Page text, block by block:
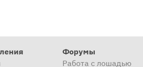
Форумы
Работа с лошадью